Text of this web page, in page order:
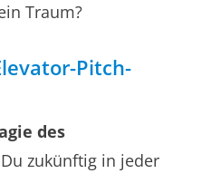
Traum?
Pitch-
des
zukünftig in jeder